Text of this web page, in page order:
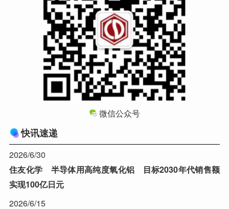
微信公众号
快讯速递
2026/6/30
住友化学 半导体用高纯度氧化铝 目标2030年代销售额
实现100亿日元
2026/6/15